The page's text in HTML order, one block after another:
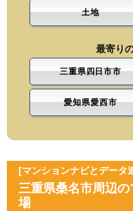
土地
最寄り
三重県四日市市
愛知県愛西市
[マンションナビとデータ
三重県桑名市周辺
場